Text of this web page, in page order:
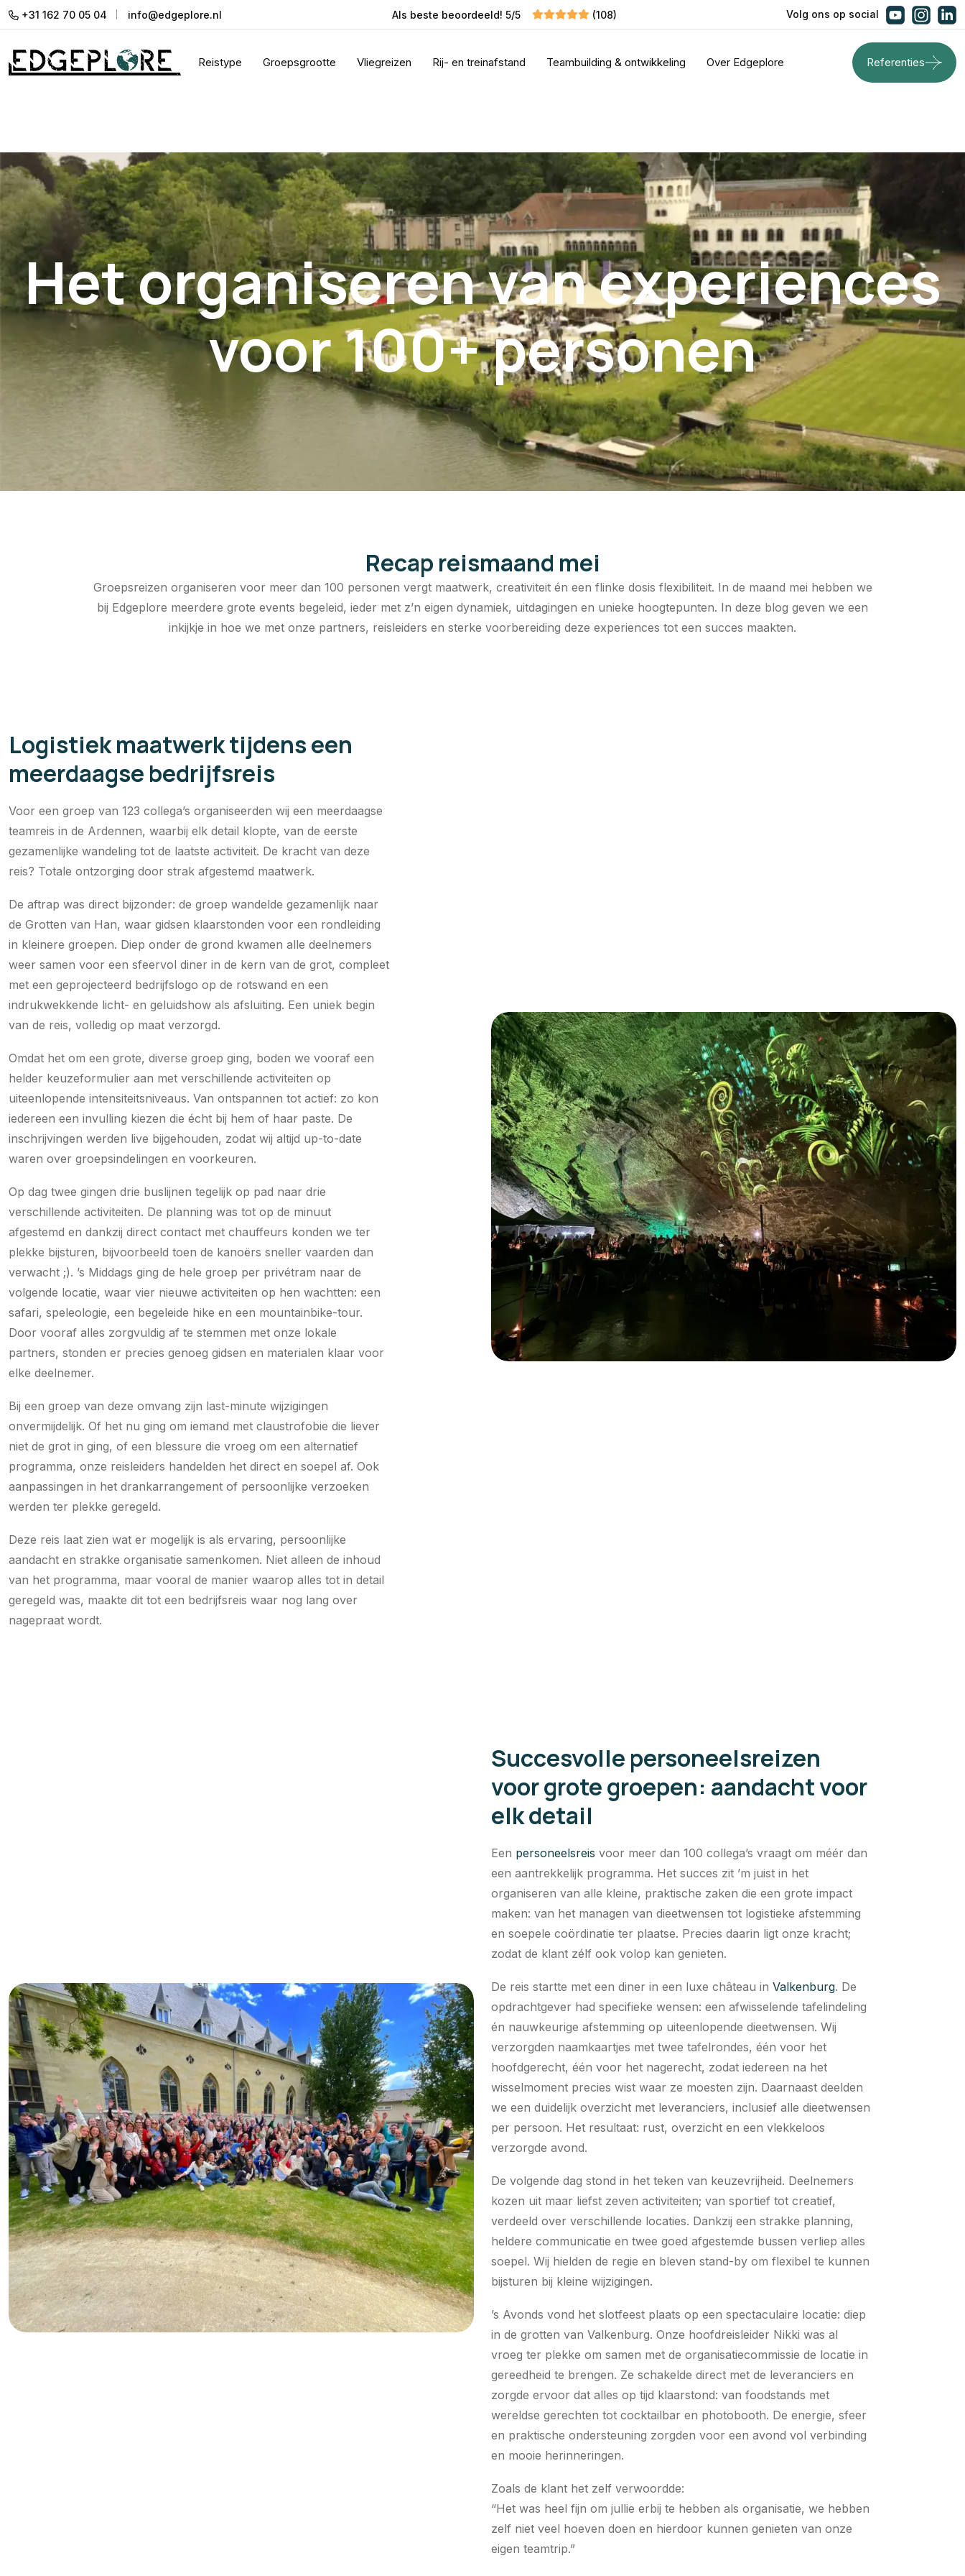
+31 162 70 05 04 info@edgeplore.nl Als beste beoordeeld! 5/5 (108) Volg ons op social
Reistype Groepsgrootte Vliegreizen Rij- en treinafstand Teambuilding & ontwikkeling Over Edgeplore Referenties
Het organiseren van experiences
voor 100+ personen
Recap reismaand mei
Groepsreizen organiseren voor meer dan 100 personen vergt maatwerk, creativiteit én een flinke dosis flexibiliteit. In de maand mei hebben we
bij Edgeplore meerdere grote events begeleid, ieder met z’n eigen dynamiek, uitdagingen en unieke hoogtepunten. In deze blog geven we een
inkijkje in hoe we met onze partners, reisleiders en sterke voorbereiding deze experiences tot een succes maakten.
Logistiek maatwerk tijdens een
meerdaagse bedrijfsreis
Voor een groep van 123 collega’s organiseerden wij een meerdaagse
teamreis in de Ardennen, waarbij elk detail klopte, van de eerste
gezamenlijke wandeling tot de laatste activiteit. De kracht van deze
reis? Totale ontzorging door strak afgestemd maatwerk.
De aftrap was direct bijzonder: de groep wandelde gezamenlijk naar
de Grotten van Han, waar gidsen klaarstonden voor een rondleiding
in kleinere groepen. Diep onder de grond kwamen alle deelnemers
weer samen voor een sfeervol diner in de kern van de grot, compleet
met een geprojecteerd bedrijfslogo op de rotswand en een
indrukwekkende licht- en geluidshow als afsluiting. Een uniek begin
van de reis, volledig op maat verzorgd.
Omdat het om een grote, diverse groep ging, boden we vooraf een
helder keuzeformulier aan met verschillende activiteiten op
uiteenlopende intensiteitsniveaus. Van ontspannen tot actief: zo kon
iedereen een invulling kiezen die écht bij hem of haar paste. De
inschrijvingen werden live bijgehouden, zodat wij altijd up-to-date
waren over groepsindelingen en voorkeuren.
Op dag twee gingen drie buslijnen tegelijk op pad naar drie
verschillende activiteiten. De planning was tot op de minuut
afgestemd en dankzij direct contact met chauffeurs konden we ter
plekke bijsturen, bijvoorbeeld toen de kanoërs sneller vaarden dan
verwacht ;). ’s Middags ging de hele groep per privétram naar de
volgende locatie, waar vier nieuwe activiteiten op hen wachtten: een
safari, speleologie, een begeleide hike en een mountainbike-tour.
Door vooraf alles zorgvuldig af te stemmen met onze lokale
partners, stonden er precies genoeg gidsen en materialen klaar voor
elke deelnemer.
Bij een groep van deze omvang zijn last-minute wijzigingen
onvermijdelijk. Of het nu ging om iemand met claustrofobie die liever
niet de grot in ging, of een blessure die vroeg om een alternatief
programma, onze reisleiders handelden het direct en soepel af. Ook
aanpassingen in het drankarrangement of persoonlijke verzoeken
werden ter plekke geregeld.
Deze reis laat zien wat er mogelijk is als ervaring, persoonlijke
aandacht en strakke organisatie samenkomen. Niet alleen de inhoud
van het programma, maar vooral de manier waarop alles tot in detail
geregeld was, maakte dit tot een bedrijfsreis waar nog lang over
nagepraat wordt.
Succesvolle personeelsreizen
voor grote groepen: aandacht voor
elk detail
Een personeelsreis voor meer dan 100 collega’s vraagt om méér dan
een aantrekkelijk programma. Het succes zit ’m juist in het
organiseren van alle kleine, praktische zaken die een grote impact
maken: van het managen van dieetwensen tot logistieke afstemming
en soepele coördinatie ter plaatse. Precies daarin ligt onze kracht;
zodat de klant zélf ook volop kan genieten.
De reis startte met een diner in een luxe château in Valkenburg. De
opdrachtgever had specifieke wensen: een afwisselende tafelindeling
én nauwkeurige afstemming op uiteenlopende dieetwensen. Wij
verzorgden naamkaartjes met twee tafelrondes, één voor het
hoofdgerecht, één voor het nagerecht, zodat iedereen na het
wisselmoment precies wist waar ze moesten zijn. Daarnaast deelden
we een duidelijk overzicht met leveranciers, inclusief alle dieetwensen
per persoon. Het resultaat: rust, overzicht en een vlekkeloos
verzorgde avond.
De volgende dag stond in het teken van keuzevrijheid. Deelnemers
kozen uit maar liefst zeven activiteiten; van sportief tot creatief,
verdeeld over verschillende locaties. Dankzij een strakke planning,
heldere communicatie en twee goed afgestemde bussen verliep alles
soepel. Wij hielden de regie en bleven stand-by om flexibel te kunnen
bijsturen bij kleine wijzigingen.
’s Avonds vond het slotfeest plaats op een spectaculaire locatie: diep
in de grotten van Valkenburg. Onze hoofdreisleider Nikki was al
vroeg ter plekke om samen met de organisatiecommissie de locatie in
gereedheid te brengen. Ze schakelde direct met de leveranciers en
zorgde ervoor dat alles op tijd klaarstond: van foodstands met
wereldse gerechten tot cocktailbar en photobooth. De energie, sfeer
en praktische ondersteuning zorgden voor een avond vol verbinding
en mooie herinneringen.
Zoals de klant het zelf verwoordde:
“Het was heel fijn om jullie erbij te hebben als organisatie, we hebben
zelf niet veel hoeven doen en hierdoor kunnen genieten van onze
eigen teamtrip.”